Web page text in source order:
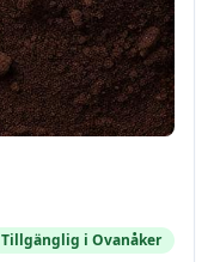
Tillgänglig i Ovanåker